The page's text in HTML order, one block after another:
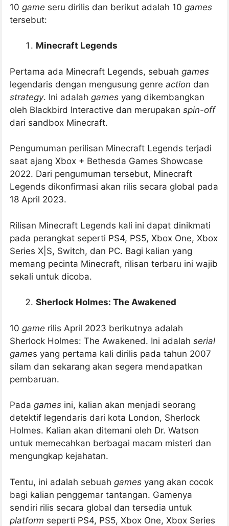
10 game seru dirilis dan berikut adalah 10 games
tersebut:
Minecraft Legends
Pertama ada Minecraft Legends, sebuah games
legendaris dengan mengusung genre action dan
strategy. Ini adalah games yang dikembangkan
oleh Blackbird Interactive dan merupakan spin-off
dari sandbox Minecraft.
Pengumuman perilisan Minecraft Legends terjadi
saat ajang Xbox + Bethesda Games Showcase
2022. Dari pengumuman tersebut, Minecraft
Legends dikonfirmasi akan rilis secara global pada
18 April 2023.
Rilisan Minecraft Legends kali ini dapat dinikmati
pada perangkat seperti PS4, PS5, Xbox One, Xbox
Series X|S, Switch, dan PC. Bagi kalian yang
memang pecinta Minecraft, rilisan terbaru ini wajib
sekali untuk dicoba.
Sherlock Holmes: The Awakened
10 game rilis April 2023 berikutnya adalah
Sherlock Holmes: The Awakened. Ini adalah serial
games yang pertama kali dirilis pada tahun 2007
silam dan sekarang akan segera mendapatkan
pembaruan.
Pada games ini, kalian akan menjadi seorang
detektif legendaris dari kota London, Sherlock
Holmes. Kalian akan ditemani oleh Dr. Watson
untuk memecahkan berbagai macam misteri dan
mengungkap kejahatan.
Tentu, ini adalah sebuah games yang akan cocok
bagi kalian penggemar tantangan. Gamenya
sendiri rilis secara global dan tersedia untuk
platform seperti PS4, PS5, Xbox One, Xbox Series